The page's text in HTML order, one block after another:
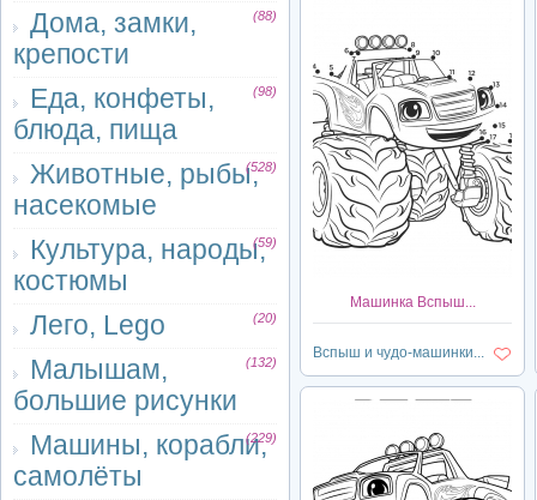
Дома, замки,
крепости
(88)
Еда, конфеты,
блюда, пища
(98)
Животные, рыбы,
насекомые
(528)
Культура, народы,
костюмы
(59)
Лего, Lego (20)
Малышам,
большие рисунки
(132)
Машины, корабли,
самолёты
(229)
Машинка Вспыш...
Вспыш и чудо-машинки...